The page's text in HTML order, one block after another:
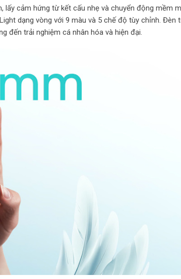
cảm hứng từ kết cấu nhẹ và chuyển động mềm
dạng vòng với 9 màu và 5 chế độ tùy chỉnh. Đèn
đến trải nghiệm cá nhân hóa và hiện đại.